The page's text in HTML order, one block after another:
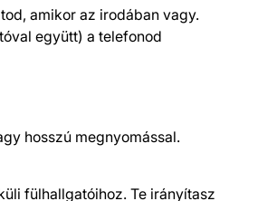
amikor az irodában vagy.
együtt) a telefonod
hosszú megnyomással.
fülhallgatóihoz. Te irányítasz